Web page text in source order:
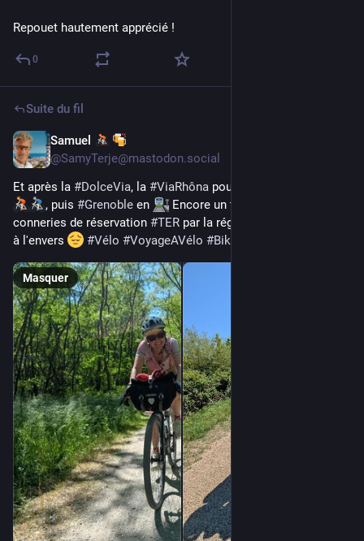
Repouet hautement apprécié !
0
Suite du fil
Samuel
@SamyTerje@mastodon.social
Et après la #DolceVia, la #ViaRhôna pour rentrer à
, puis #Grenoble en
Encore un top WE avant les
conneries de réservation #TER par la région
à l'envers
#Vélo #VoyageAVélo #Bikepacking
Masquer